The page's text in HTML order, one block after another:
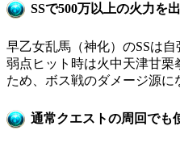
SSで500万以上の火力を
早乙女乱馬（神化）のSSは
弱点ヒット時は火中天津甘栗
ため、ボス戦のダメージ源に
通常クエストの周回でも